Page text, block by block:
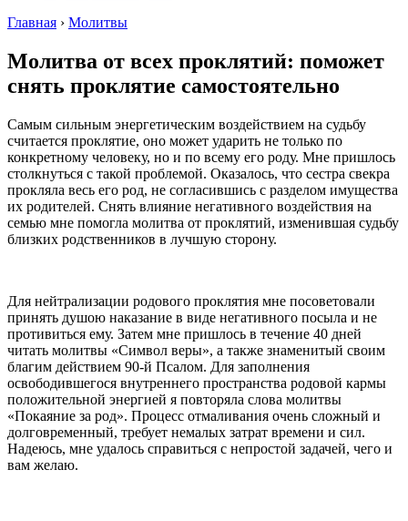
Главная › Молитвы
Молитва от всех проклятий: поможет
снять проклятие самостоятельно
Самым сильным энергетическим воздействием на судьбу
считается проклятие, оно может ударить не только по
конкретному человеку, но и по всему его роду. Мне пришлось
столкнуться с такой проблемой. Оказалось, что сестра свекра
прокляла весь его род, не согласившись с разделом имущества
их родителей. Снять влияние негативного воздействия на
семью мне помогла молитва от проклятий, изменившая судьбу
близких родственников в лучшую сторону.
Для нейтрализации родового проклятия мне посоветовали
принять душою наказание в виде негативного посыла и не
противиться ему. Затем мне пришлось в течение 40 дней
читать молитвы «Символ веры», а также знаменитый своим
благим действием 90-й Псалом. Для заполнения
освободившегося внутреннего пространства родовой кармы
положительной энергией я повторяла слова молитвы
«Покаяние за род». Процесс отмаливания очень сложный и
долговременный, требует немалых затрат времени и сил.
Надеюсь, мне удалось справиться с непростой задачей, чего и
вам желаю.